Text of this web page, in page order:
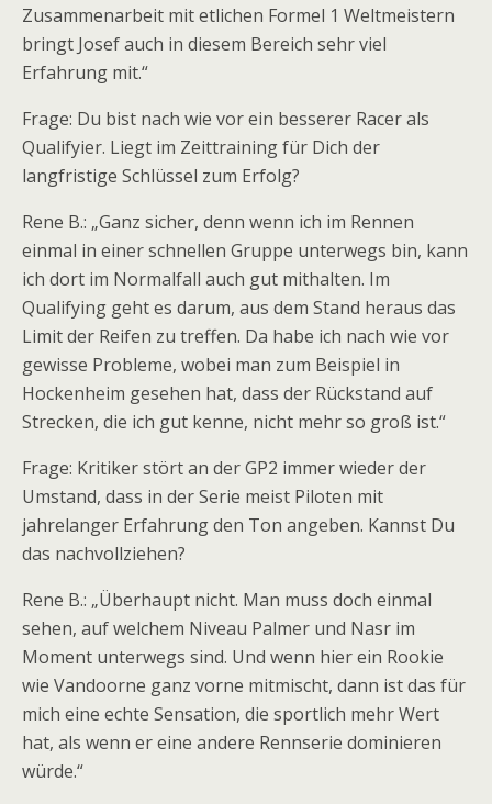
Zusammenarbeit mit etlichen Formel 1 Weltmeistern
bringt Josef auch in diesem Bereich sehr viel
Erfahrung mit.“
Frage: Du bist nach wie vor ein besserer Racer als
Qualifyier. Liegt im Zeittraining für Dich der
langfristige Schlüssel zum Erfolg?
Rene B.: „Ganz sicher, denn wenn ich im Rennen
einmal in einer schnellen Gruppe unterwegs bin, kann
ich dort im Normalfall auch gut mithalten. Im
Qualifying geht es darum, aus dem Stand heraus das
Limit der Reifen zu treffen. Da habe ich nach wie vor
gewisse Probleme, wobei man zum Beispiel in
Hockenheim gesehen hat, dass der Rückstand auf
Strecken, die ich gut kenne, nicht mehr so groß ist.“
Frage: Kritiker stört an der GP2 immer wieder der
Umstand, dass in der Serie meist Piloten mit
jahrelanger Erfahrung den Ton angeben. Kannst Du
das nachvollziehen?
Rene B.: „Überhaupt nicht. Man muss doch einmal
sehen, auf welchem Niveau Palmer und Nasr im
Moment unterwegs sind. Und wenn hier ein Rookie
wie Vandoorne ganz vorne mitmischt, dann ist das für
mich eine echte Sensation, die sportlich mehr Wert
hat, als wenn er eine andere Rennserie dominieren
würde.“